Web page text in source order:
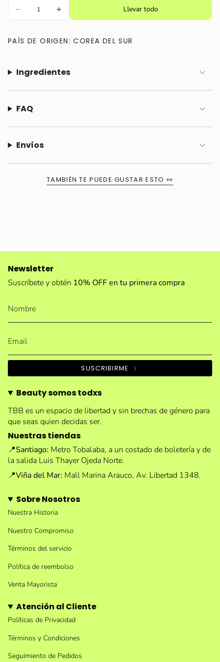
Llevar todo
PAÍS DE ORIGEN: COREA DEL SUR
Ingredientes
FAQ
Envíos
TAMBIÉN TE PUEDE GUSTAR ESTO 👀
Newsletter
Suscríbete y obtén 10% OFF en tu primera compra
SUSCRIBIRME
Beauty somos todxs
TBB es un espacio de libertad y sin brechas de género para
que seas quien decidas ser.
Nuestras tiendas
📍Santiago: Metro Tobalaba, a un costado de boletería y de
la salida Luis Thayer Ojeda Norte.
📍Viña del Mar: Mall Marina Arauco, Av. Libertad 1348.
Sobre Nosotros
Nuestra Historia
Nuestro Compromiso
Términos del servicio
Política de reembolso
Venta Mayorista
Atención al Cliente
Políticas de Privacidad
Términos y Condiciones
Seguimiento de Pedidos